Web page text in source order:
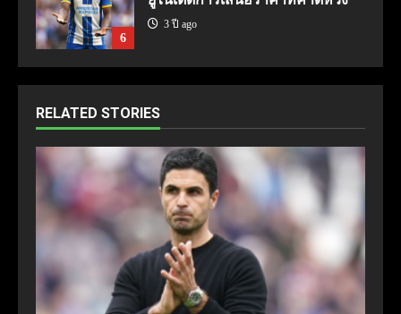
6
3 ปี ago
RELATED STORIES